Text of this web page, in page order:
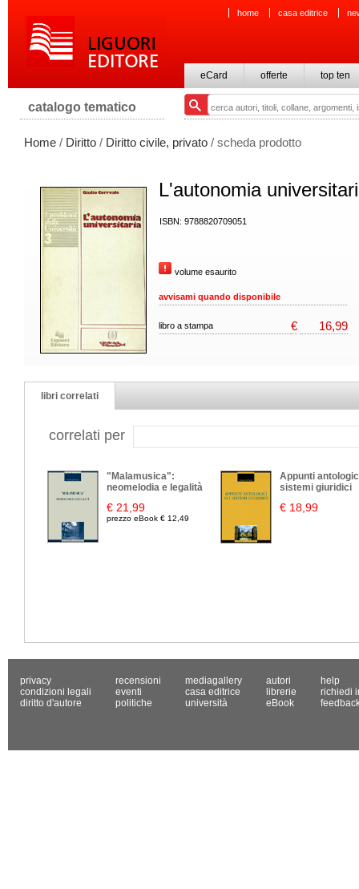
home casa editrice
eCard offerte top ten
catalogo tematico
Home / Diritto / Diritto civile, privato / scheda prodotto
L'autonomia
ISBN: 9788820709051
volume esaurito
avvisami quando disponibile
libro a stampa € 16,99
libri correlati
correlati per
"Malamusica":
neomelodia e legalità
€ 21,99
prezzo eBook € 12,49
Appunti
sistemi giuridici
€ 18,99
privacy
condizioni legali
diritto d'autore
recensioni
eventi
politiche
mediagallery
casa editrice
università
autori
librerie
eBook
help
richiedi